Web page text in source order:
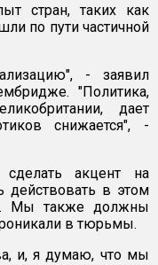
стран, таких как
по пути частичной
- заявил
"Политика,
дает
снижается", -
акцент на
в этом
Мы также должны
в тюрьмы.
и, я думаю, что мы